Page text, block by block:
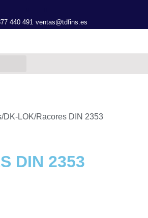
440 491 ventas@tdfins.es
/DK-LOK/Racores DIN 2353
DIN 2353